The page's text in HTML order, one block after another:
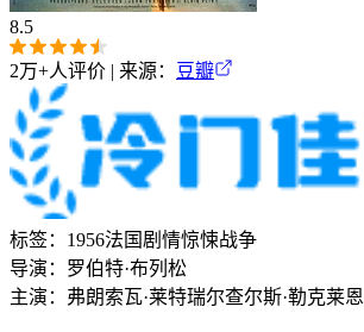
8.5
2万+人评价 | 来源： 豆瓣
标签： 1956法国 剧情惊悚战争
导演： 罗伯特·布列松
主演： 弗朗索瓦·莱特瑞尔查尔斯·勒克莱恩